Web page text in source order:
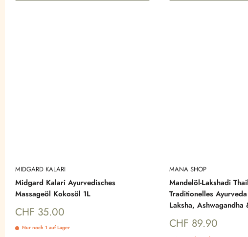
MIDGARD KALARI
Midgard Kalari Ayurvedisches
Massageöl Kokosöl 1L
Sonderpreis
CHF 35.00
Nur noch 1 auf Lager
MANA SHOP
Mandelöl-Lakshadi
Traditionelles
Laksha, Ashwagandha
Sonderpreis
CHF 89.90